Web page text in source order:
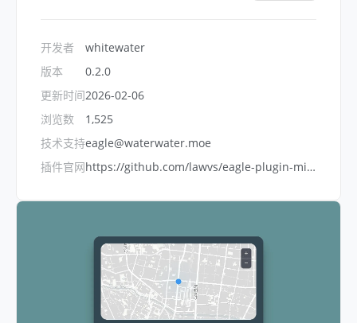
开发者
版本
更新时间
浏览数
技术支持
插件官网
whitewater
0.2.0
2026-02-06
1,525
eagle@waterwater.moe
https://github.com/lawvs/eagle-plugin-mini-map